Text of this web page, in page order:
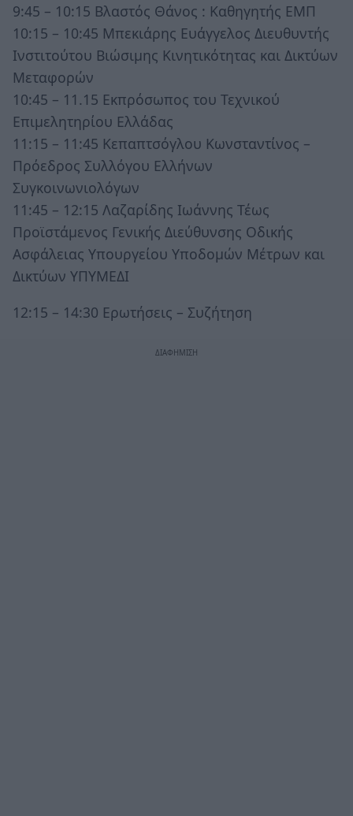
9:45 – 10:15 Βλαστός Θάνος : Καθηγητής ΕΜΠ
10:15 – 10:45 Μπεκιάρης Ευάγγελος Διευθυντής
Ινστιτούτου Βιώσιμης Κινητικότητας και Δικτύων
Μεταφορών
10:45 – 11.15 Εκπρόσωπος του Τεχνικού
Επιμελητηρίου Ελλάδας
11:15 – 11:45 Κεπαπτσόγλου Κωνσταντίνος –
Πρόεδρος Συλλόγου Ελλήνων
Συγκοινωνιολόγων
11:45 – 12:15 Λαζαρίδης Ιωάννης Τέως
Προϊστάμενος Γενικής Διεύθυνσης Οδικής
Ασφάλειας Υπουργείου Υποδομών Μέτρων και
Δικτύων ΥΠΥΜΕΔΙ
12:15 – 14:30 Ερωτήσεις – Συζήτηση